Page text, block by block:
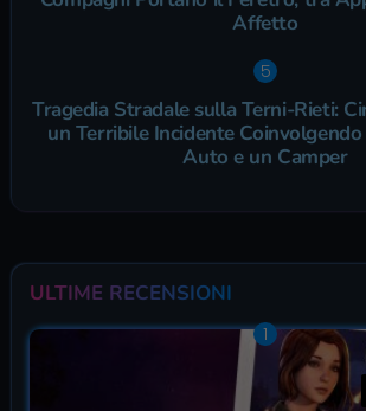
Affetto
Tragedia Stradale sulla Terni-Rieti:
un Terribile Incidente
Auto e un Camper
ULTIME RECENSIONI